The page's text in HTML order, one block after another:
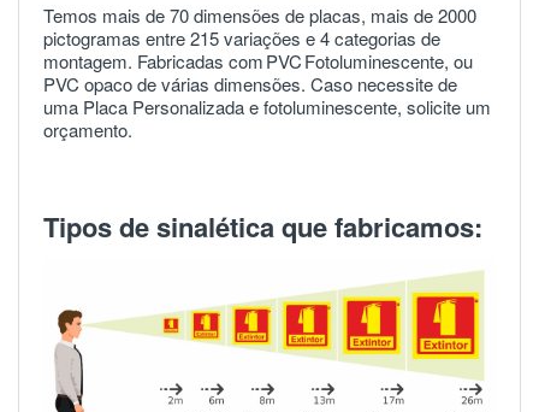
Temos mais de 70 dimensões de placas, mais de 2000
pictogramas entre 215 variações e 4 categorias de
montagem. Fabricadas comPVCFotoluminescente, ou
PVC opaco de várias dimensões. Caso necessite de
uma Placa Personalizada e fotoluminescente, solicite um
orçamento.
Tipos de sinalética que fabricamos: